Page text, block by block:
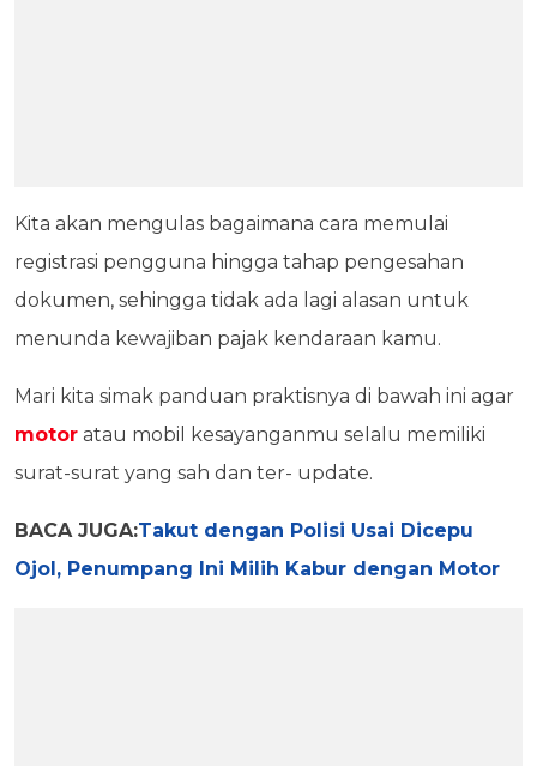
Kita akan mengulas bagaimana cara memulai
registrasi pengguna hingga tahap pengesahan
dokumen, sehingga tidak ada lagi alasan untuk
menunda kewajiban pajak kendaraan kamu.
Mari kita simak panduan praktisnya di bawah ini agar
motor atau mobil kesayanganmu selalu memiliki
surat-surat yang sah dan ter- update.
BACA JUGA:Takut dengan Polisi Usai Dicepu
Ojol, Penumpang Ini Milih Kabur dengan Motor